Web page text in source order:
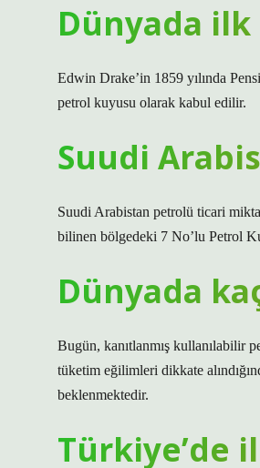
Dünyada
Edwin Drake’in 1859 yılında
petrol kuyusu olarak kabul edilir.
Suudi
Suudi Arabistan petrolü ticari
bilinen bölgedeki 7 No’lu Petrol
Dünyada
Bugün, kanıtlanmış kullanılabilir
tüketim eğilimleri dikkate
beklenmektedir.
Türkiye’de